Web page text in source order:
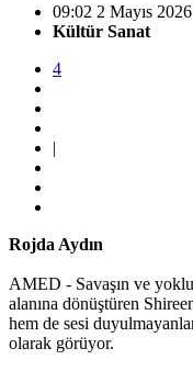
09:02 2 Mayıs 2026
Kültür Sanat
4
|
Rojda Aydın
AMED - Savaşın ve
alanına dönüştüren
hem de sesi
olarak görüyor.